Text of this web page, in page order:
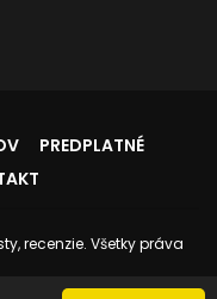
PREDPLATNÉ
recenzie. Všetky práva